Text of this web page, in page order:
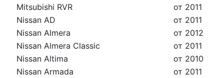
Mitsubishi RVR
от 2011
Nissan AD
от 2011
Nissan Almera
от 2012
Nissan Almera Classic
от 2011
Nissan Altima
от 2010
Nissan Armada
от 2011